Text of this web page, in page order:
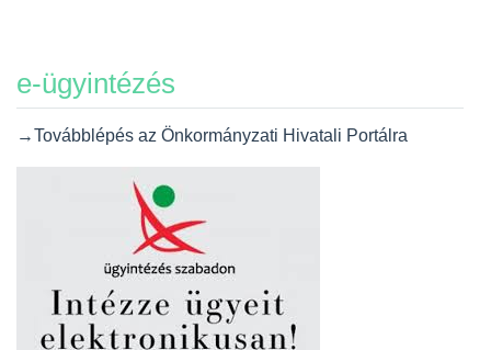
e-ügyintézés
→Továbblépés az Önkormányzati Hivatali Portálra